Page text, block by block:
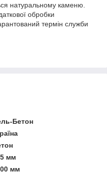
натуральному каменю.
обробки
термін служби
Бетон
мм
мм